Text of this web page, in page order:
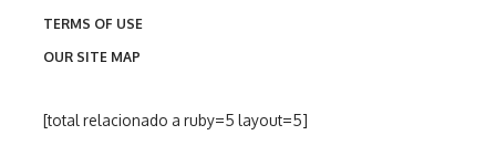
TERMS OF USE
OUR SITE MAP
[total relacionado a ruby=5 layout=5]